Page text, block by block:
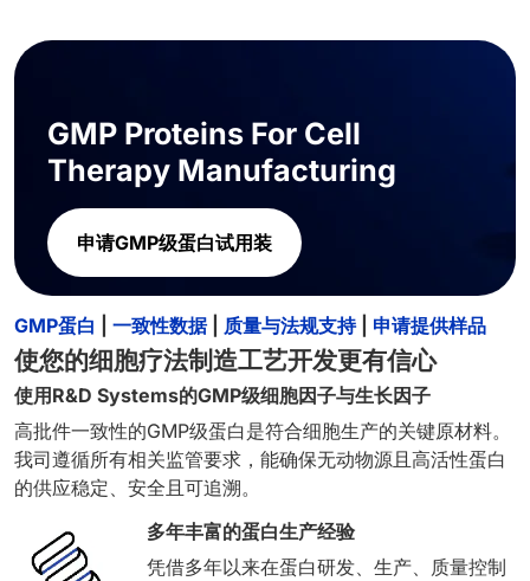
GMP Proteins For Cell
Therapy Manufacturing
申请GMP级蛋白试用装
GMP蛋白 一致性数据| 质量与法规支持| 申请提供样品
使您的细胞疗法制造工艺开发更有信心
使用R&D Systems的GMP级细胞因子与生长因子
高批件一致性的GMP级蛋白是符合细胞生产的关键原材料。
我司遵循所有相关监管要求，能确保无动物源且高活性蛋白
的供应稳定、安全且可追溯。
多年丰富的蛋白生产经验
凭借多年以来在蛋白研发、生产、质量控制